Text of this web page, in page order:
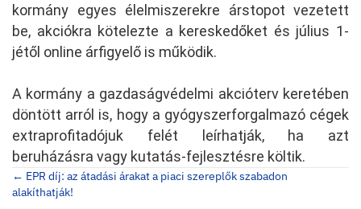
kormány egyes élelmiszerekre árstopot vezetett
be, akciókra kötelezte a kereskedőket és július 1-
jétől online árfigyelő is működik.
A kormány a gazdaságvédelmi akcióterv keretében
döntött arról is, hogy a gyógyszerforgalmazó cégek
extraprofitadójuk felét leírhatják, ha azt
beruházásra vagy kutatás-fejlesztésre költik.
Posts
navigation
← EPR díj: az átadási árakat a piaci szereplők szabadon
alakíthatják!